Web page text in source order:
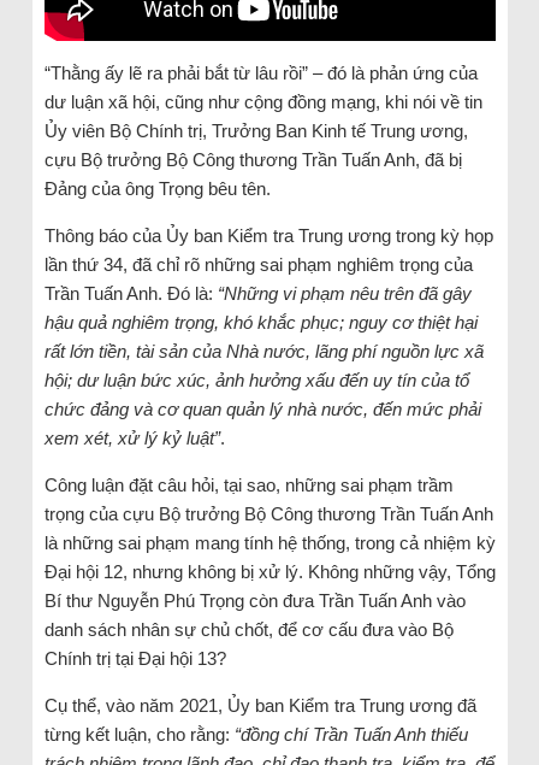
“Thằng ấy lẽ ra phải bắt từ lâu rồi” – đó là phản ứng của
dư luận xã hội, cũng như cộng đồng mạng, khi nói về tin
Ủy viên Bộ Chính trị, Trưởng Ban Kinh tế Trung ương,
cựu Bộ trưởng Bộ Công thương Trần Tuấn Anh, đã bị
Đảng của ông Trọng bêu tên.
Thông báo của Ủy ban Kiểm tra Trung ương trong kỳ họp
lần thứ 34, đã chỉ rõ những sai phạm nghiêm trọng của
Trần Tuấn Anh. Đó là: “Những vi phạm nêu trên đã gây
hậu quả nghiêm trọng, khó khắc phục; nguy cơ thiệt hại
rất lớn tiền, tài sản của Nhà nước, lãng phí nguồn lực xã
hội; dư luận bức xúc, ảnh hưởng xấu đến uy tín của tổ
chức đảng và cơ quan quản lý nhà nước, đến mức phải
xem xét, xử lý kỷ luật”.
Công luận đặt câu hỏi, tại sao, những sai phạm trầm
trọng của cựu Bộ trưởng Bộ Công thương Trần Tuấn Anh
là những sai phạm mang tính hệ thống, trong cả nhiệm kỳ
Đại hội 12, nhưng không bị xử lý. Không những vậy, Tổng
Bí thư Nguyễn Phú Trọng còn đưa Trần Tuấn Anh vào
danh sách nhân sự chủ chốt, để cơ cấu đưa vào Bộ
Chính trị tại Đại hội 13?
Cụ thể, vào năm 2021, Ủy ban Kiểm tra Trung ương đã
từng kết luận, cho rằng: “đồng chí Trần Tuấn Anh thiếu